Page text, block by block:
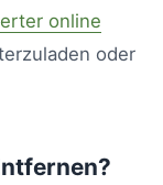
online
oder